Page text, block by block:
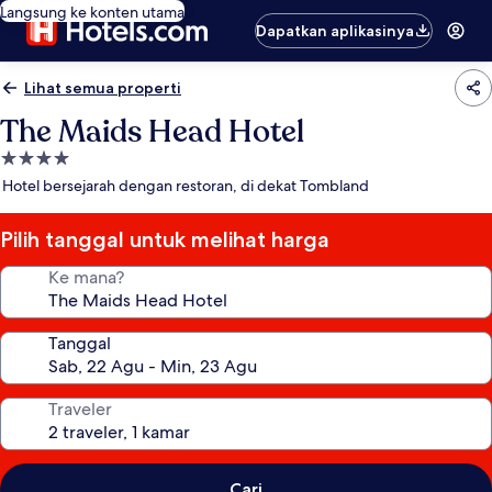
Langsung ke konten utama
Dapatkan aplikasinya
Lihat semua properti
The Maids Head Hotel
Properti
bintang
Hotel bersejarah dengan restoran, di dekat Tombland
Pilih tanggal untuk melihat harga
Ke mana?
Tanggal
Traveler